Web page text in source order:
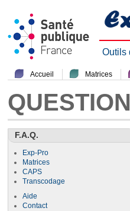
Outils
Accueil Matrices
F.A.Q.
Exp-Pro
Matrices
CAPS
Transcodage
Aide
Contact